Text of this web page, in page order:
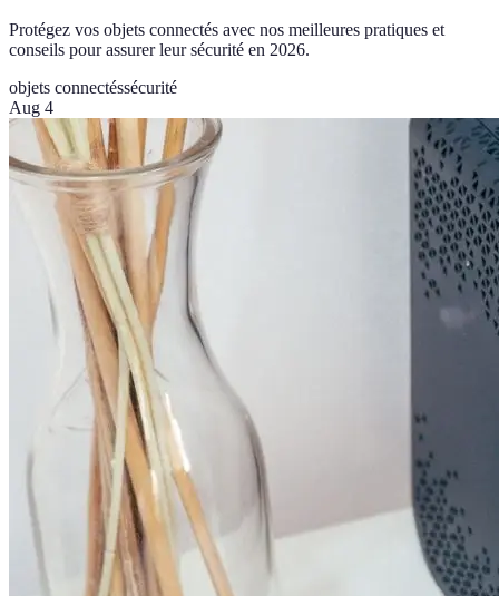
Protégez vos objets connectés avec nos meilleures pratiques et
conseils pour assurer leur sécurité en 2026.
objets connectéssécurité
Aug 4